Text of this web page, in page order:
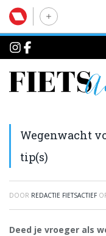
Wegenwacht
tip(s)
DOOR REDACTIE FIETSACTIEF
Deed je vroeger als